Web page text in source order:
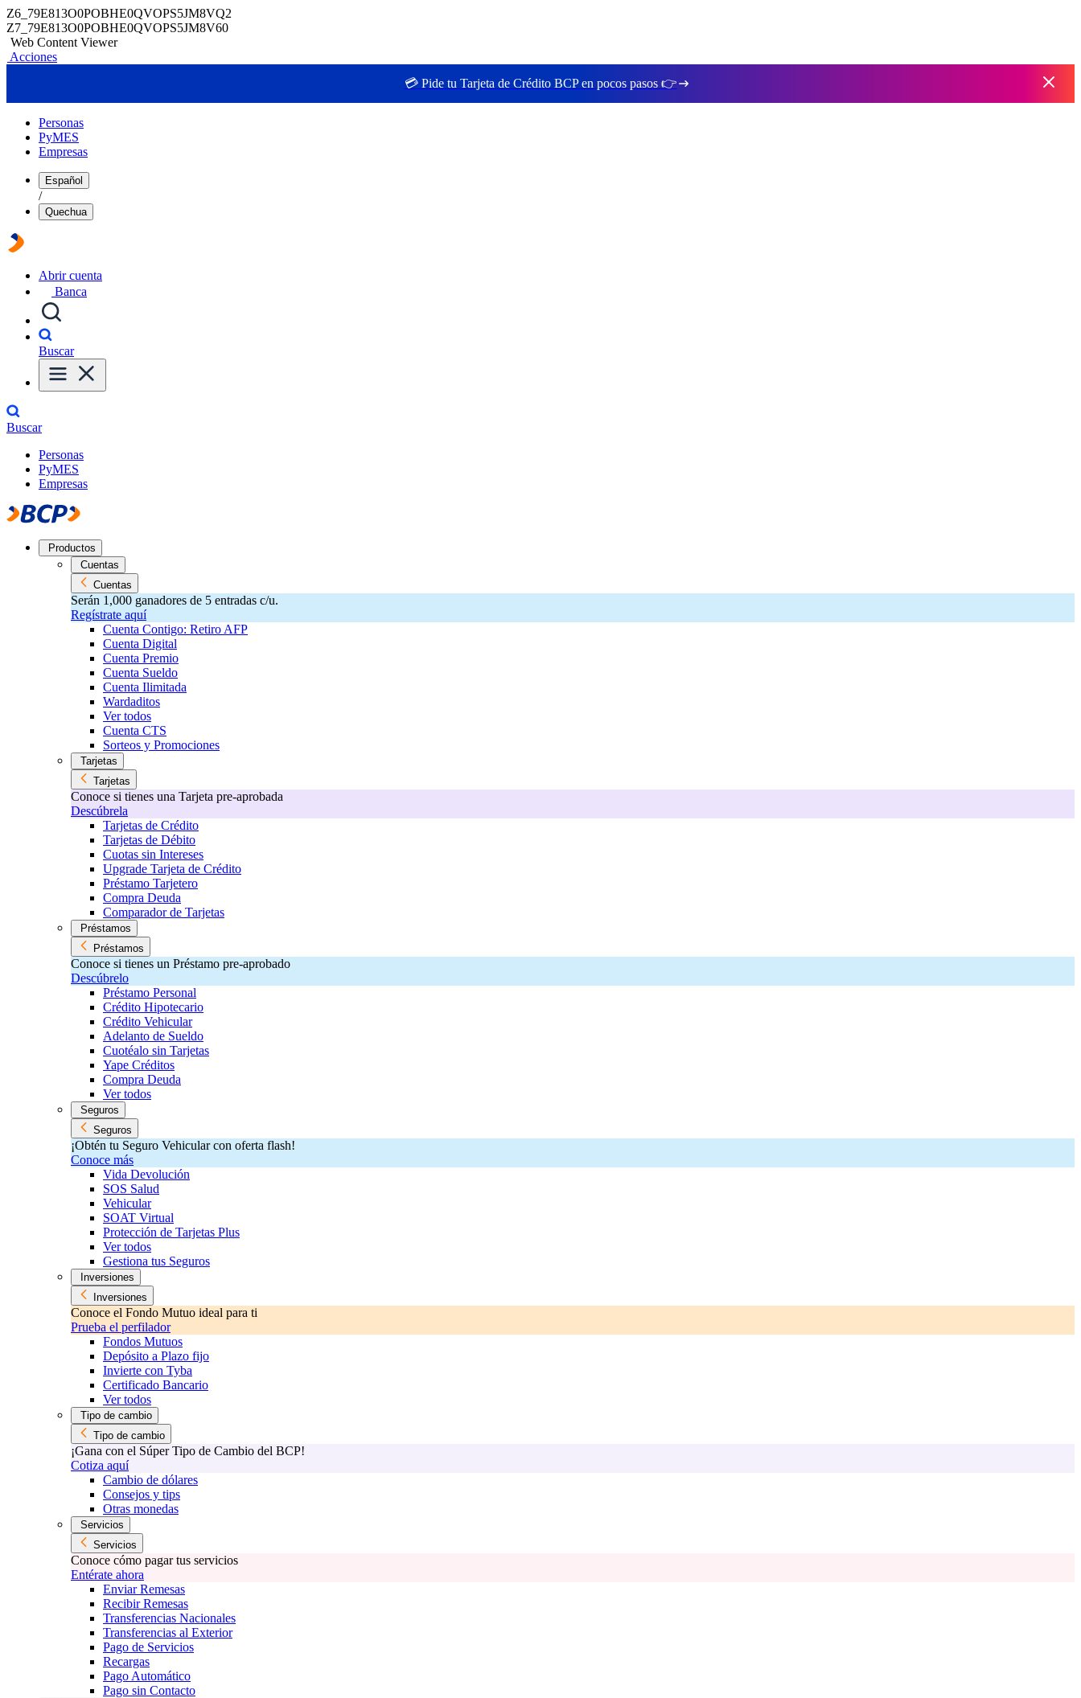
Z6_79E813O0POBHE0QVOPS5JM8VQ2
Z7_79E813O0POBHE0QVOPS5JM8V60
Web Content Viewer
Acciones
💳 Pide tu Tarjeta de Crédito BCP en pocos pasos 👉
Personas
PyMES
Empresas
Español
/
Quechua
Abrir cuenta
Banca
Buscar
Buscar
Personas
PyMES
Empresas
Productos
Cuentas
Cuentas
Serán 1,000 ganadores de 5 entradas c/u.
Regístrate aquí
Cuenta Contigo: Retiro AFP
Cuenta Digital
Cuenta Premio
Cuenta Sueldo
Cuenta Ilimitada
Wardaditos
Ver todos
Cuenta CTS
Sorteos y Promociones
Tarjetas
Tarjetas
Conoce si tienes una Tarjeta pre-aprobada
Descúbrela
Tarjetas de Crédito
Tarjetas de Débito
Cuotas sin Intereses
Upgrade Tarjeta de Crédito
Préstamo Tarjetero
Compra Deuda
Comparador de Tarjetas
Préstamos
Préstamos
Conoce si tienes un Préstamo pre-aprobado
Descúbrelo
Préstamo Personal
Crédito Hipotecario
Crédito Vehicular
Adelanto de Sueldo
Cuotéalo sin Tarjetas
Yape Créditos
Compra Deuda
Ver todos
Seguros
Seguros
¡Obtén tu Seguro Vehicular con oferta flash!
Conoce más
Vida Devolución
SOS Salud
Vehicular
SOAT Virtual
Protección de Tarjetas Plus
Ver todos
Gestiona tus Seguros
Inversiones
Inversiones
Conoce el Fondo Mutuo ideal para ti
Prueba el perfilador
Fondos Mutuos
Depósito a Plazo fijo
Invierte con Tyba
Certificado Bancario
Ver todos
Tipo de cambio
Tipo de cambio
¡Gana con el Súper Tipo de Cambio del BCP!
Cotiza aquí
Cambio de dólares
Consejos y tips
Otras monedas
Servicios
Servicios
Conoce cómo pagar tus servicios
Entérate ahora
Enviar Remesas
Recibir Remesas
Transferencias Nacionales
Transferencias al Exterior
Pago de Servicios
Recargas
Pago Automático
Pago sin Contacto